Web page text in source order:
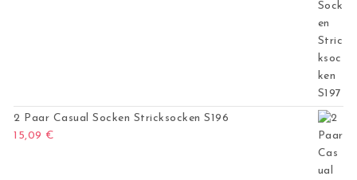
2 Paar Casual Socken Stricksocken S196
15,09 €